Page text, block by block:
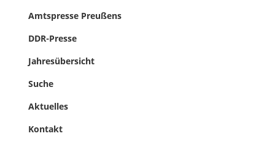
Amtspresse Preußens
DDR-Presse
Jahresübersicht
Suche
Aktuelles
Kontakt